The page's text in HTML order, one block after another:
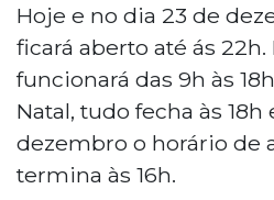
Hoje e no dia 23 de
ficará aberto até ás
funcionará das 9h às
Natal, tudo fecha às 18h
dezembro o horário de
termina às 16h.